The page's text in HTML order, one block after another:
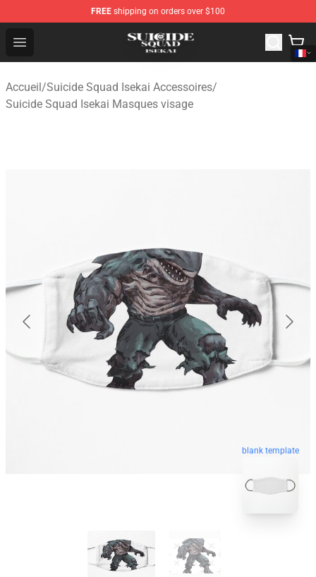
FREE shipping on orders over $100
Open menu
Suicide Squad Isekai Store - Official Suicide Squad
Accueil/Suicide Squad Isekai Accessoires/
Suicide Squad Isekai Masques visage
blank template